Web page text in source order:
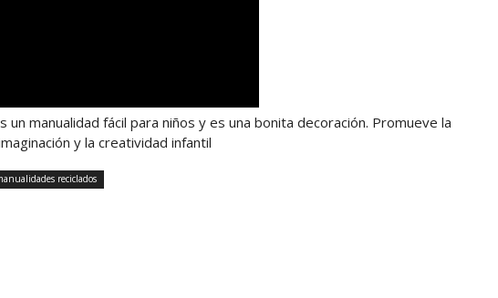
un manualidad fácil para niños y es una bonita decoración. Promueve la
y la creatividad infantil
reciclados